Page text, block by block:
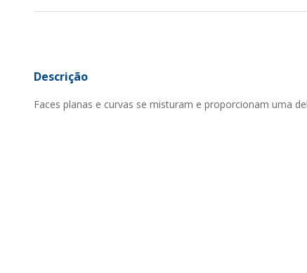
Descrição
Faces planas e curvas se misturam e proporcionam uma